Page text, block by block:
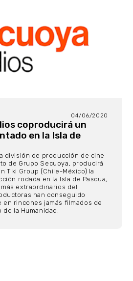
04/06/2020
coproducirá un
en la Isla de
división de producción de cine
de Grupo Secuoya, producirá
Tiki Group (Chile-México) la
rodada en la Isla de Pascua,
extraordinarios del
han conseguido
en rincones jamás filmados de
de la Humanidad.